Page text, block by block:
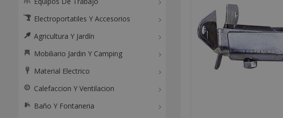
Electroportatiles Y Accesorios
Agricultura Y Jardín
Mobiliario Jardin Y Camping
Material Electrico
Calefaccion Y Ventilacion
Baño Y Fontaneria